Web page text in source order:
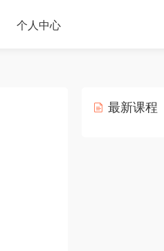
个人中心
最新课程